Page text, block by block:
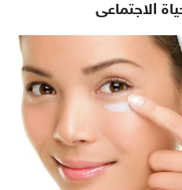
الاجتماعى